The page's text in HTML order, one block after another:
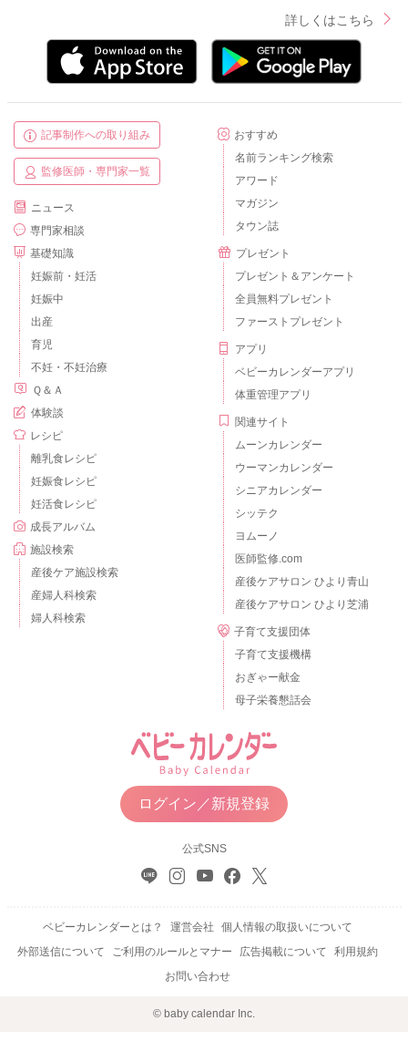
詳しくはこちら
記事制作への取り組み
監修医師・専門家一覧
ニュース
専門家相談
基礎知識
妊娠前・妊活
妊娠中
出産
育児
不妊・不妊治療
Ｑ＆Ａ
体験談
レシピ
離乳食レシピ
妊娠食レシピ
妊活食レシピ
成長アルバム
施設検索
産後ケア施設検索
産婦人科検索
婦人科検索
おすすめ
名前ランキング検索
アワード
マガジン
タウン誌
プレゼント
プレゼント＆アンケート
全員無料プレゼント
ファーストプレゼント
アプリ
ベビーカレンダーアプリ
体重管理アプリ
関連サイト
ムーンカレンダー
ウーマンカレンダー
シニアカレンダー
シッテク
ヨムーノ
医師監修.com
産後ケアサロン ひより青山
産後ケアサロン ひより芝浦
子育て支援団体
子育て支援機構
おぎゃー献金
母子栄養懇話会
ログイン／新規登録
公式SNS
ベビーカレンダーとは？ 運営会社
個人情報の取扱いについて
外部送信について
ご利用のルールとマナー 広告掲載について
利用規約
お問い合わせ
© baby calendar Inc.